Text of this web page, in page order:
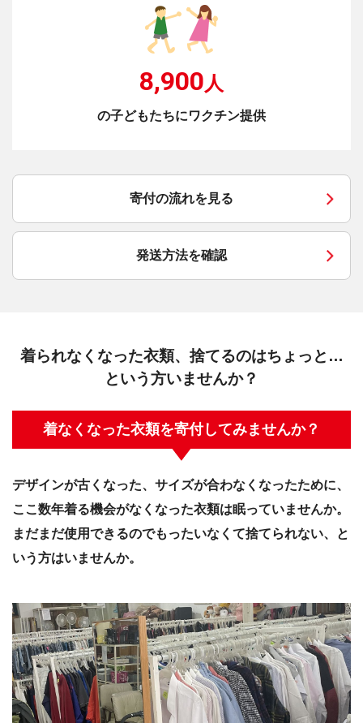
8,900人
の子どもたちにワクチン提供
寄付の流れを見る
発送方法を確認
着られなくなった衣類、捨てるのはちょっと…
という方いませんか？
着なくなった衣類を寄付してみませんか？
デザインが古くなった、サイズが合わなくなったために、
ここ数年着る機会がなくなった衣類は眠っていませんか。
まだまだ使用できるのでもったいなくて捨てられない、と
いう方はいませんか。